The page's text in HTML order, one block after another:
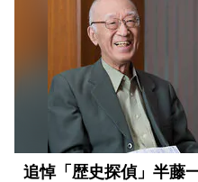
追悼「歴史探偵」半藤